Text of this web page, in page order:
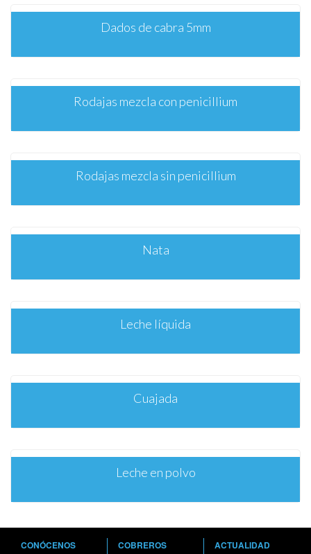
Dados de cabra 5mm
Rodajas mezcla con penicillium
Rodajas mezcla sin penicillium
Nata
Leche líquida
Cuajada
Leche en polvo
CONÓCENOS COBREROS ACTUALIDAD